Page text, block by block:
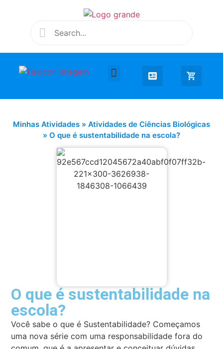
Minhas Atividades » Atividades de Ciências Biológicas
» O que é sustentabilidade na escola?
O que é sustentabilidade na
escola?
Você sabe o que é Sustentabilidade? Começamos
uma nova série com uma responsabilidade fora do